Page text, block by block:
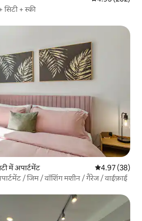
+ स्की
में अपार्टमेंट औसत रेटिंग 5 में
4.97 (38)
/ जिम / वॉशिंग मशीन / गैरेज / वाईफ़ाई